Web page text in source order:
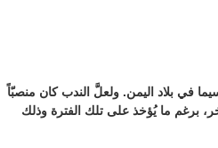
في بلاد اليمن. ولعلَّ الندب كان منصبّاً
برغم ما يُؤخذ على تلك الفترة وذلك